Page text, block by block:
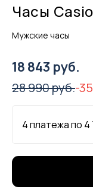
Часы
Мужские часы
18 843 руб.
28 990 руб.-
4 платежа по 4